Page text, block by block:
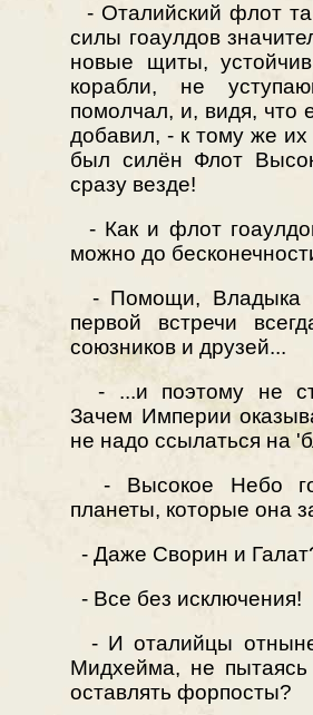
- Оталийский флот
силы гоаулдов
новые щиты,
корабли, не
помолчал, и, видя, что
добавил, - к тому же
был силён Флот
сразу везде!
- Как и флот
можно до
- Помощи, Владыка
первой встречи
союзников и друзей...
- ...и поэтому не
Зачем Империи
не надо ссылаться на
- Высокое Небо
планеты, которые она
- Даже Сворин и
- Все без исключения!
- И оталийцы отныне
Мидхейма, не пытаясь
оставлять форпосты?